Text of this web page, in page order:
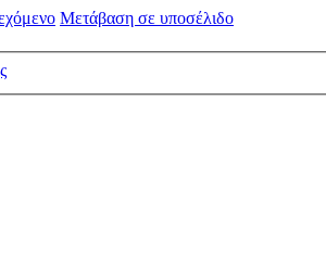
Μετάβαση σε υποσέλιδο